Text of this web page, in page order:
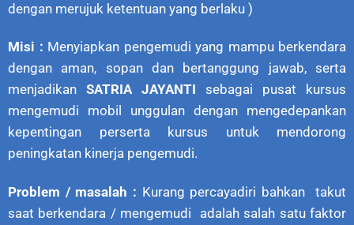
dengan merujuk ketentuan yang berlaku )
Misi : Menyiapkan pengemudi yang mampu berkendara
dengan aman, sopan dan bertanggung jawab, serta
menjadikan SATRIA JAYANTI sebagai pusat kursus
mengemudi mobil unggulan dengan mengedepankan
kepentingan perserta kursus untuk mendorong
peningkatan kinerja pengemudi.
Problem / masalah : Kurang percayadiri bahkan takut
saat berkendara / mengemudi adalah salah satu faktor